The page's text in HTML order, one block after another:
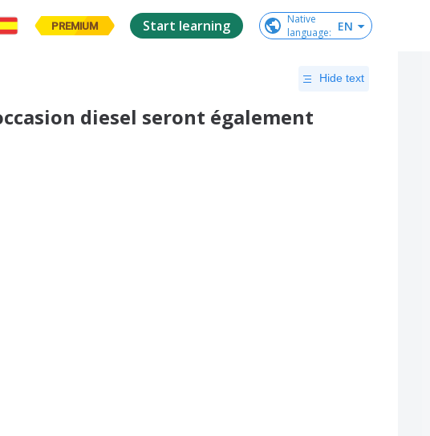
PREMIUM Start learning
Native
language: EN
Hide text
diesel seront également